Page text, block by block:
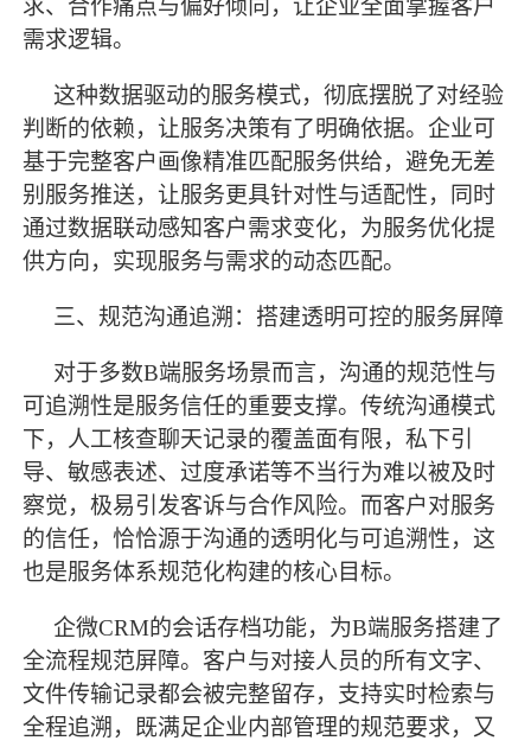
求、合作痛点与偏好倾向，让企业全面掌握客户
需求逻辑。
这种数据驱动的服务模式，彻底摆脱了对经验
判断的依赖，让服务决策有了明确依据。企业可
基于完整客户画像精准匹配服务供给，避免无差
别服务推送，让服务更具针对性与适配性，同时
通过数据联动感知客户需求变化，为服务优化提
供方向，实现服务与需求的动态匹配。
三、规范沟通追溯：搭建透明可控的服务屏障
对于多数B端服务场景而言，沟通的规范性与
可追溯性是服务信任的重要支撑。传统沟通模式
下，人工核查聊天记录的覆盖面有限，私下引
导、敏感表述、过度承诺等不当行为难以被及时
察觉，极易引发客诉与合作风险。而客户对服务
的信任，恰恰源于沟通的透明化与可追溯性，这
也是服务体系规范化构建的核心目标。
企微CRM的会话存档功能，为B端服务搭建了
全流程规范屏障。客户与对接人员的所有文字、
文件传输记录都会被完整留存，支持实时检索与
全程追溯，既满足企业内部管理的规范要求，又